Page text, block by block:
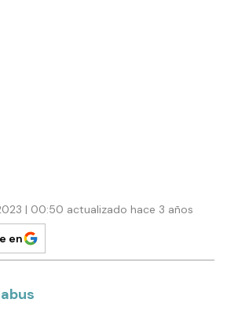
| 00:50 actualizado hace 3 años
en